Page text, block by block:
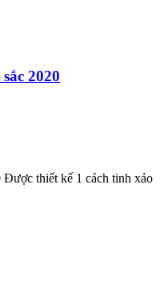
2020
Được thiết kế 1 cách tinh xảo